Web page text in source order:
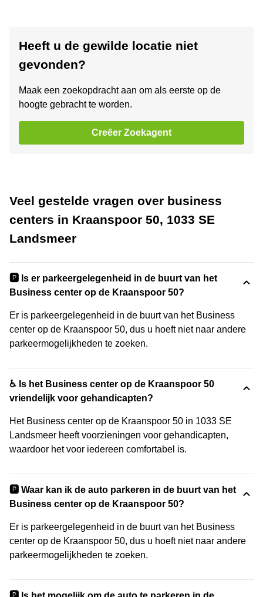
Heeft u de gewilde locatie niet
gevonden?
Maak een zoekopdracht aan om als eerste op de
hoogte gebracht te worden.
Creëer Zoekagent
Veel gestelde vragen over business
centers in Kraanspoor 50, 1033 SE
Landsmeer
🅿️ Is er parkeergelegenheid in de buurt van het
Business center op de Kraanspoor 50?
Er is parkeergelegenheid in de buurt van het Business
center op de Kraanspoor 50, dus u hoeft niet naar andere
parkeermogelijkheden te zoeken.
♿ Is het Business center op de Kraanspoor 50
vriendelijk voor gehandicapten?
Het Business center op de Kraanspoor 50 in 1033 SE
Landsmeer heeft voorzieningen voor gehandicapten,
waardoor het voor iedereen comfortabel is.
🅿️ Waar kan ik de auto parkeren in de buurt van het
Business center op de Kraanspoor 50?
Er is parkeergelegenheid in de buurt van het Business
center op de Kraanspoor 50, dus u hoeft niet naar andere
parkeermogelijkheden te zoeken.